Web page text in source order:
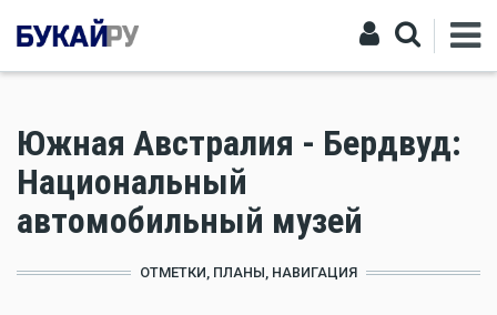
Южная Австралия - Бердвуд:
Национальный
автомобильный музей
ОТМЕТКИ, ПЛАНЫ, НАВИГАЦИЯ